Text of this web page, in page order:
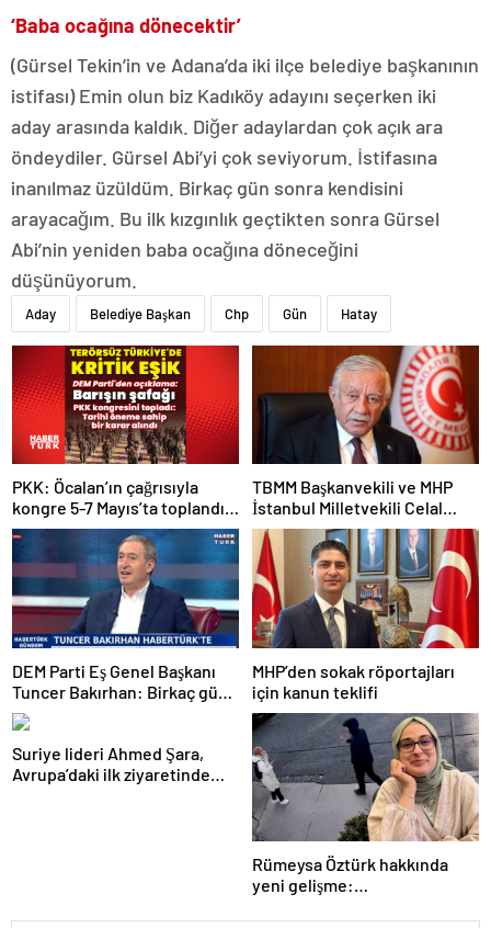
‘Baba ocağına dönecektir’
(Gürsel Tekin’in ve Adana’da iki ilçe belediye başkanının
istifası) Emin olun biz Kadıköy adayını seçerken iki
aday arasında kaldık. Diğer adaylardan çok açık ara
öndeydiler. Gürsel Abi’yi çok seviyorum. İstifasına
inanılmaz üzüldüm. Birkaç gün sonra kendisini
arayacağım. Bu ilk kızgınlık geçtikten sonra Gürsel
Abi’nin yeniden baba ocağına döneceğini
düşünüyorum.
Aday Belediye Başkan Chp Gün Hatay
PKK: Öcalan’ın çağrısıyla
kongre 5-7 Mayıs’ta toplandı!
Tarihi bir karar alındı!
TBMM Başkanvekili ve MHP
İstanbul Milletvekili Celal
Adan: Kan ve kin devri
kapanmıştır
DEM Parti Eş Genel Başkanı
Tuncer Bakırhan: Birkaç gün
içerisinde kongre kararları
açıklanacak
MHP’den sokak röportajları
için kanun teklifi
Suriye lideri Ahmed Şara,
Avrupa’daki ilk ziyaretinde
Rümeysa Öztürk hakkında
yeni gelişme: